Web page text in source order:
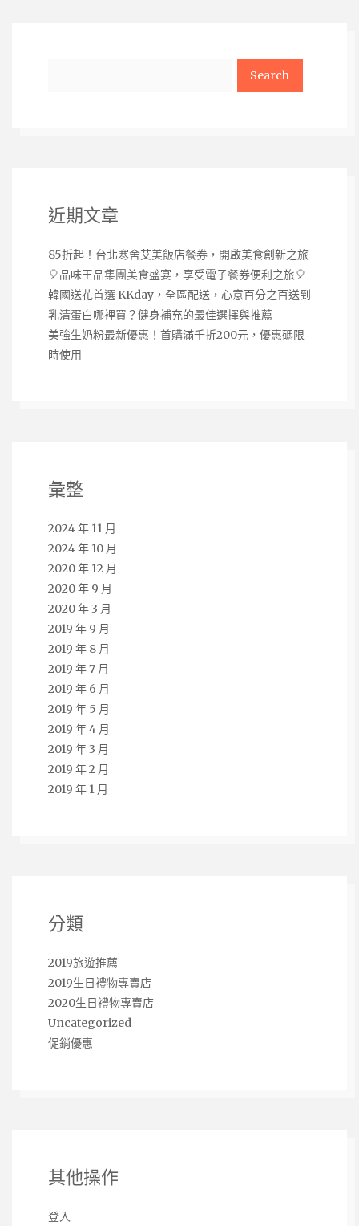
近期文章
85折起！台北寒舍艾美飯店餐券，開啟美食創新之旅
🎈品味王品集團美食盛宴，享受電子餐券便利之旅🎈
韓國送花首選 KKday，全區配送，心意百分之百送到
乳清蛋白哪裡買？健身補充的最佳選擇與推薦
美強生奶粉最新優惠！首購滿千折200元，優惠碼限
時使用
彙整
2024 年 11 月
2024 年 10 月
2020 年 12 月
2020 年 9 月
2020 年 3 月
2019 年 9 月
2019 年 8 月
2019 年 7 月
2019 年 6 月
2019 年 5 月
2019 年 4 月
2019 年 3 月
2019 年 2 月
2019 年 1 月
分類
2019旅遊推薦
2019生日禮物專賣店
2020生日禮物專賣店
Uncategorized
促銷優惠
其他操作
登入